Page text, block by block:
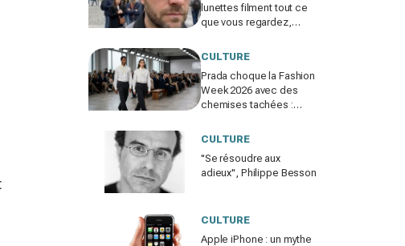
lunettes filment tout ce
que vous regardez,
atteinte à la vie privée ?
CULTURE
Prada choque la Fashion
Week 2026 avec des
chemises tachées :
manifeste assumé ?
CULTURE
"Se résoudre aux
adieux", Philippe Besson
CULTURE
Apple iPhone : un mythe